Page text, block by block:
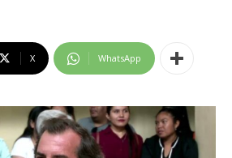
X WhatsApp